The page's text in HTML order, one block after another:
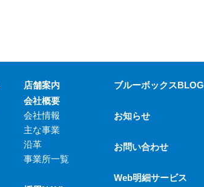
店舗案内
会社概要
会社情報
主な事業
沿革
事業所一覧
ブルーボックスBLOG
お知らせ
お問い合わせ
Web明細サービス